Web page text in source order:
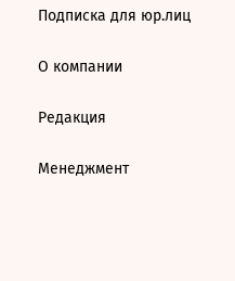
Подписка для юр.лиц
О компании
Редакция
Менеджмент